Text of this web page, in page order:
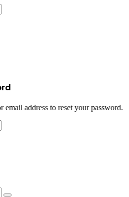
email address to reset your password.